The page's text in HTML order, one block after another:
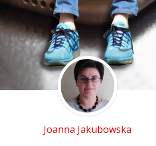
Joanna Jakubowska